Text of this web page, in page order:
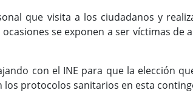
que visita a los ciudadanos y
se exponen a ser víctimas de
con el INE para que la elección
los protocolos sanitarios en esta